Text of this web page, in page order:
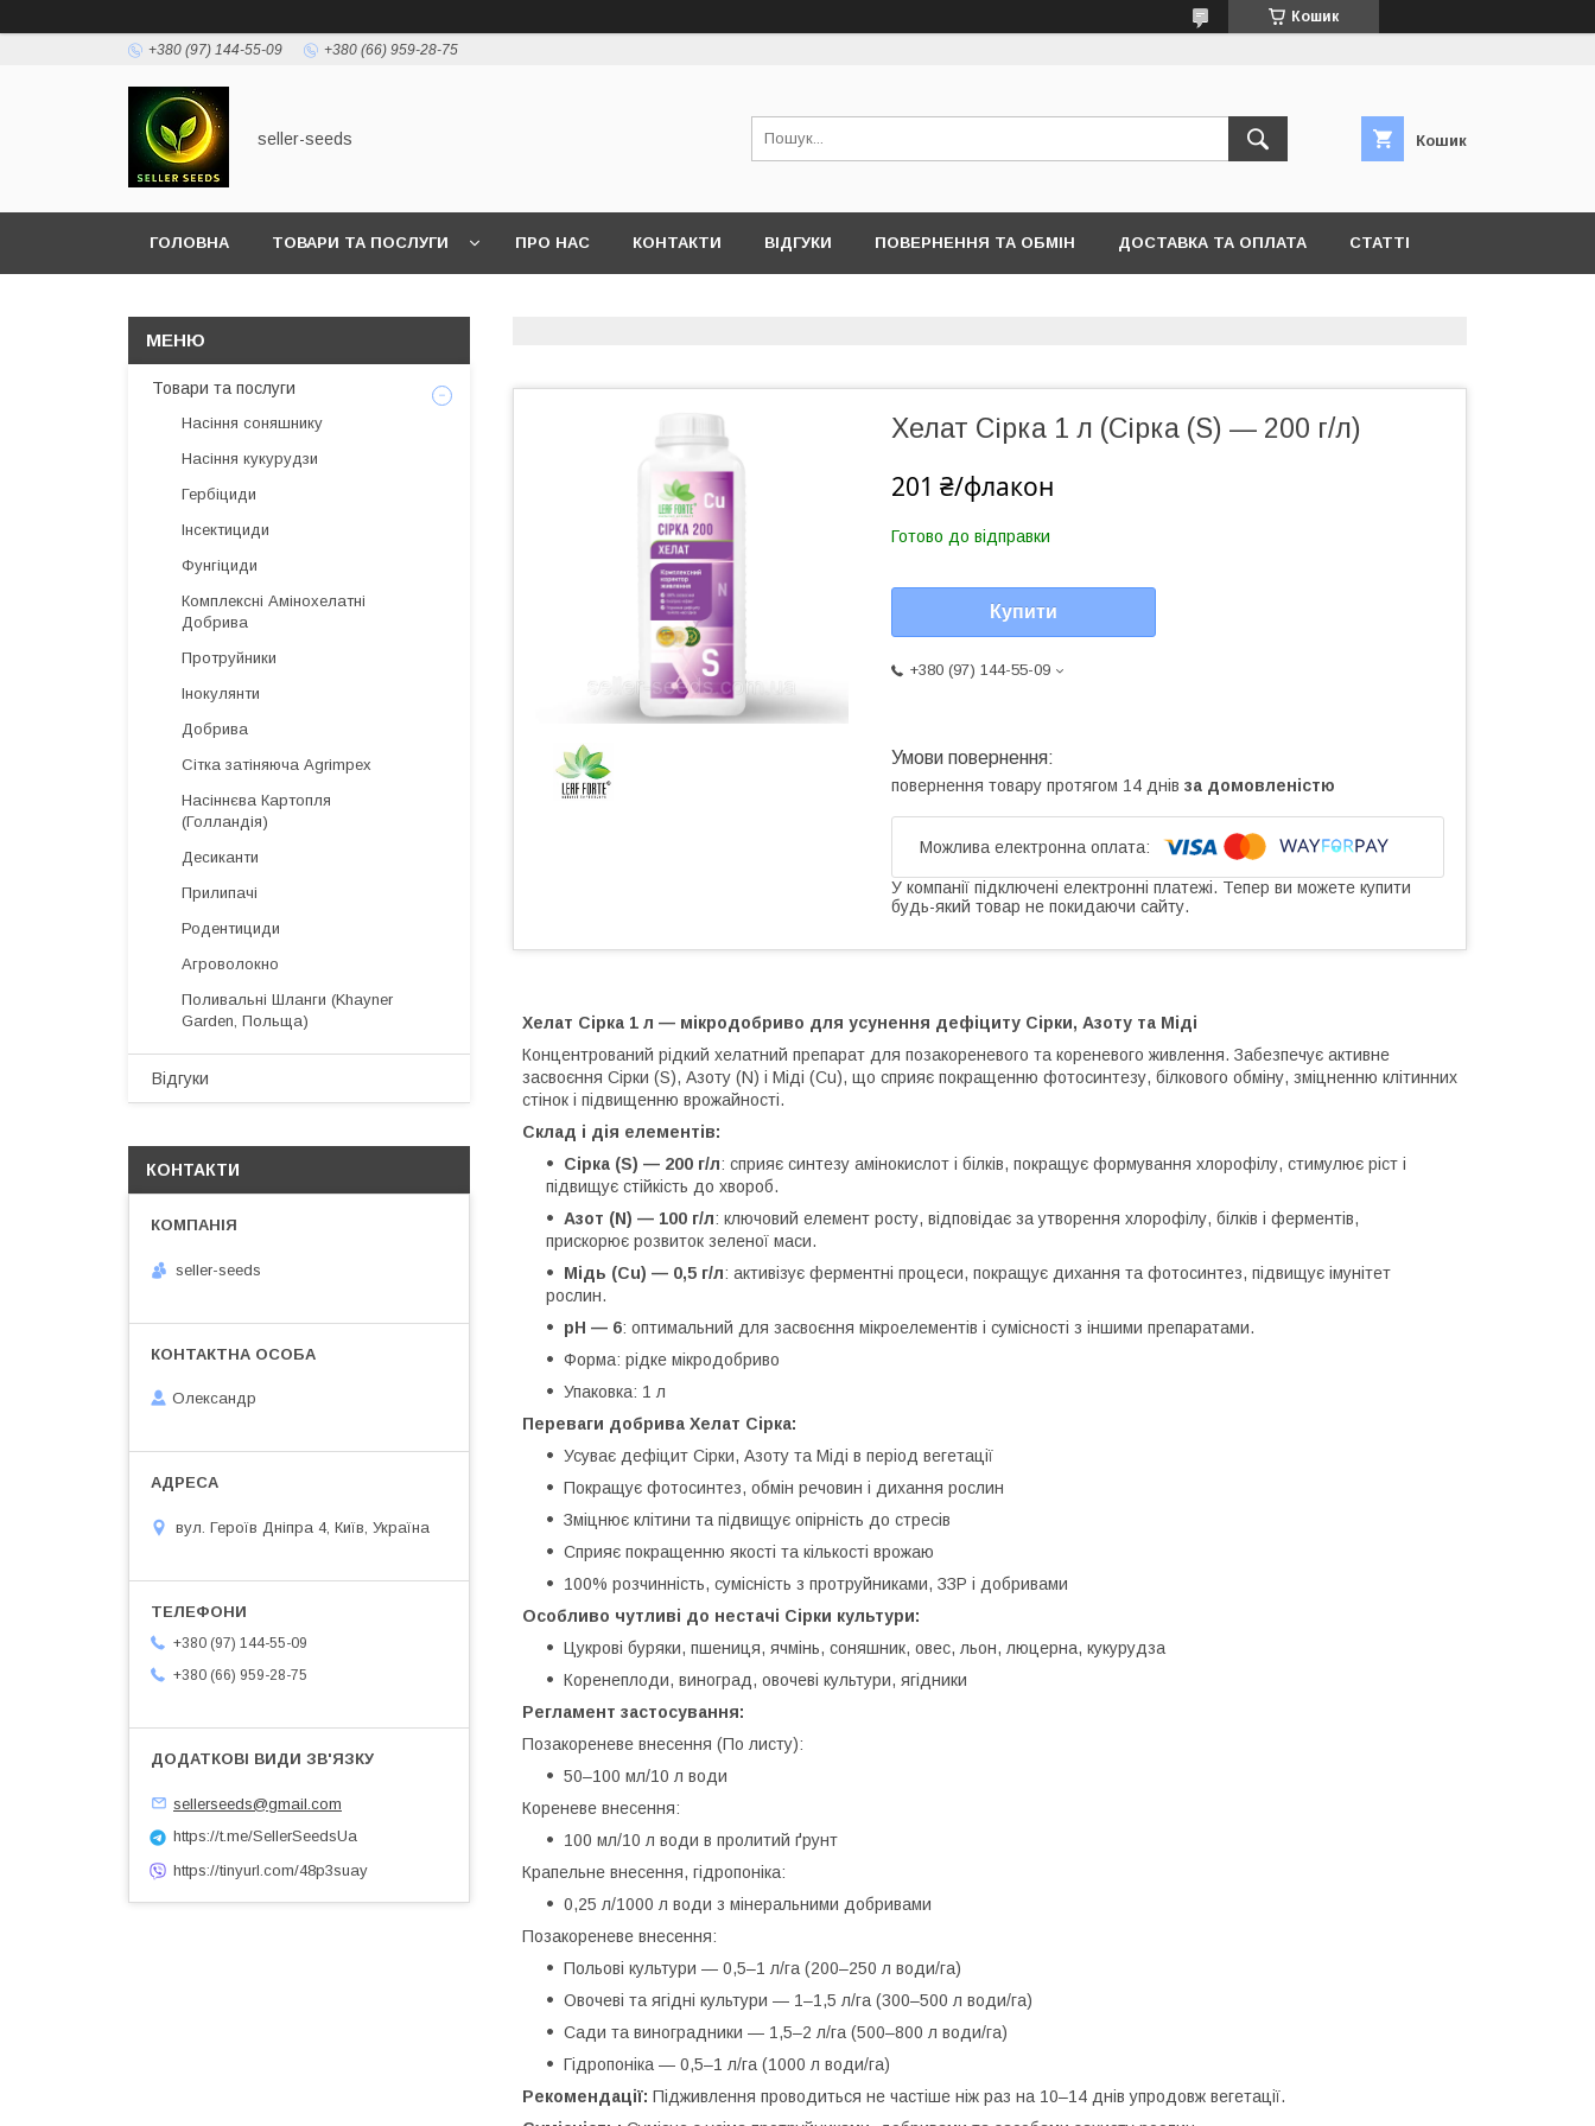
Кошик
+380 (97) 144-55-09 +380 (66) 959-28-75
seller-seeds Кошик
ГОЛОВНА ТОВАРИ ТА ПОСЛУГИ ПРО НАС КОНТАКТИ ВІДГУКИ ПОВЕРНЕННЯ ТА ОБМІН ДОСТАВКА ТА ОПЛАТА СТАТТІ
Хелат Сірка 1 л (Сірка (S) — 200 г/л)
201 ₴/флакон
Готово до відправки
Купити
+380 (97) 144-55-09
повернення товару протягом 14 днів за домовленістю
У компанії підключені електронні платежі. Тепер ви можете купити
будь-який товар не покидаючи сайту.
Хелат Сірка 1 л — мікродобриво для усунення дефіциту Сірки, Азоту та Міді
Концентрований рідкий хелатний препарат для позакореневого та кореневого живлення. Забезпечує активне
засвоєння Сірки (S), Азоту (N) і Міді (Cu), що сприяє покращенню фотосинтезу, білкового обміну, зміцненню клітинних
стінок і підвищенню врожайності.
Склад і дія елементів:
Сірка (S) — 200 г/л: сприяє синтезу амінокислот і білків, покращує формування хлорофілу, стимулює ріст і
підвищує стійкість до хвороб.
Азот (N) — 100 г/л: ключовий елемент росту, відповідає за утворення хлорофілу, білків і ферментів,
прискорює розвиток зеленої маси.
Мідь (Cu) — 0,5 г/л: активізує ферментні процеси, покращує дихання та фотосинтез, підвищує імунітет
рослин.
pH — 6: оптимальний для засвоєння мікроелементів і сумісності з іншими препаратами.
Форма: рідке мікродобриво
Упаковка: 1 л
Переваги добрива Хелат Сірка:
Усуває дефіцит Сірки, Азоту та Міді в період вегетації
Покращує фотосинтез, обмін речовин і дихання рослин
Зміцнює клітини та підвищує опірність до стресів
Сприяє покращенню якості та кількості врожаю
100% розчинність, сумісність з протруйниками, ЗЗР і добривами
Особливо чутливі до нестачі Сірки культури:
Цукрові буряки, пшениця, ячмінь, соняшник, овес, льон, люцерна, кукурудза
Коренеплоди, виноград, овочеві культури, ягідники
Регламент застосування:
Позакореневе внесення (По листу):
50–100 мл/10 л води
Кореневе внесення:
100 мл/10 л води в пролитий ґрунт
Крапельне внесення, гідропоніка:
0,25 л/1000 л води з мінеральними добривами
Позакореневе внесення:
Польові культури — 0,5–1 л/га (200–250 л води/га)
Овочеві та ягідні культури — 1–1,5 л/га (300–500 л води/га)
Сади та виноградники — 1,5–2 л/га (500–800 л води/га)
Гідропоніка — 0,5–1 л/га (1000 л води/га)
Рекомендації: Підживлення проводиться не частіше ніж раз на 10–14 днів упродовж вегетації.
Товари та послуги
Насіння соняшнику
Насіння кукурудзи
Гербіциди
Інсектициди
Фунгіциди
Комплексні Амінохелатні
Добрива
Протруйники
Інокулянти
Добрива
Сітка затіняюча Agrimpex
Насіннєва Картопля
(Голландія)
Десиканти
Прилипачі
Родентициди
Агроволокно
Поливальні Шланги (Khayner
Garden, Польща)
Відгуки
КОНТАКТИ
seller-seeds
Олександр
вул. Героїв Дніпра 4, Київ, Україна
+380 (97) 144-55-09
+380 (66) 959-28-75
sellerseeds@gmail.com
https://t.me/SellerSeedsUa
https://tinyurl.com/48p3suay